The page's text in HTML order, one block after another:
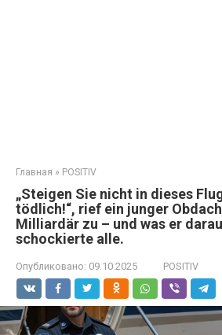
Главная » POSITIV
„Steigen Sie nicht in dieses
tödlich!“, rief ein junger
Milliardär zu – und was er
schockierte alle.
Опубликовано: 09.10.2025 POSITIV